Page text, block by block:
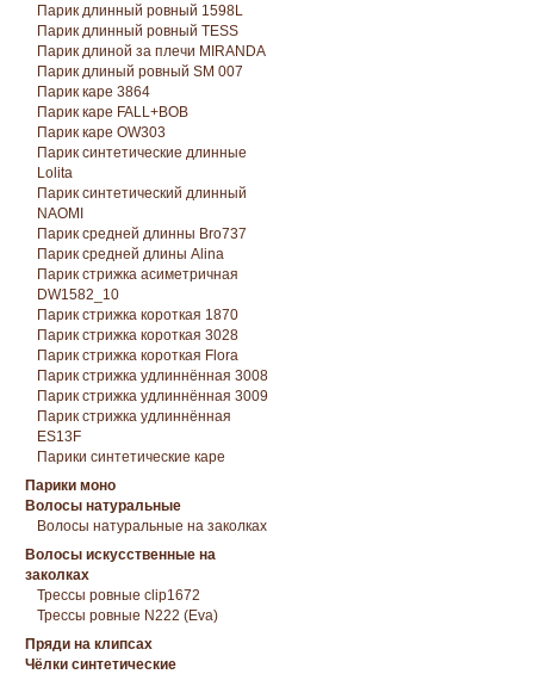
Парик длинный ровный 1598L
Парик длинный ровный TESS
Парик длиной за плечи MIRANDA
Парик длиный ровный SM 007
Парик каре 3864
Парик каре FALL+BOB
Парик каре OW303
Парик синтетические длинные
Lolita
Парик синтетический длинный
NAOMI
Парик средней длинны Bro737
Парик средней длины Alina
Парик стрижка асиметричная
DW1582_10
Парик стрижка короткая 1870
Парик стрижка короткая 3028
Парик стрижка короткая Florа
Парик стрижка удлиннённая 3008
Парик стрижка удлиннённая 3009
Парик стрижка удлиннённая
ES13F
Парики синтетические каре
Парики моно
Волосы натуральные
Волосы натуральные на заколках
Волосы искусственные на
заколках
Трессы ровные clip1672
Трессы ровные N222 (Eva)
Пряди на клипсах
Чёлки синтетические